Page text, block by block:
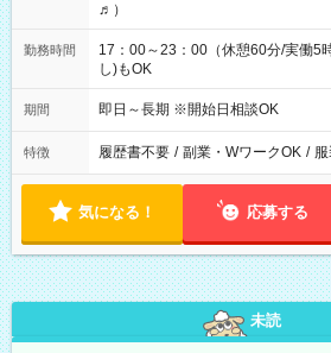
♬）
勤務時間
17：00～23：00（休憩60分/実働5
し)もOK
期間 即日～長期 ※開始日相談OK
特徴 履歴書不要 / 副業・WワークOK /
気になる！ 応募する
未読